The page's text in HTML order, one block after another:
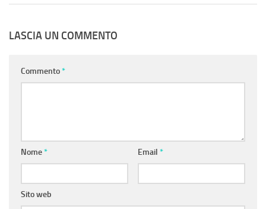
LASCIA UN COMMENTO
Commento*
Nome* Email *
Sito web